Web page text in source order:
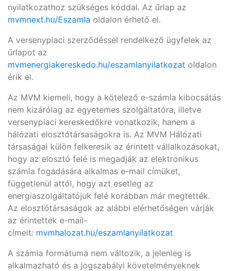
nyilatkozathoz szükséges kóddal. Az űrlap az
mvmnext.hu/Eszamla oldalon érhető el.
A versenypiaci szerződéssel rendelkező ügyfelek az
űrlapot az
mvmenergiakereskedo.hu/eszamlanyilatkozat oldalon
érik el.
Az MVM kiemeli, hogy a kötelező e-számla kibocsátás
nem kizárólag az egyetemes szolgáltatóra, illetve
versenypiaci kereskedőkre vonatkozik, hanem a
hálózati elosztótársaságokra is. Az MVM Hálózati
társaságai külön felkeresik az érintett vállalkozásokat,
hogy az elosztó felé is megadják az elektronikus
számla fogadására alkalmas e-mail címüket,
függetlenül attól, hogy azt esetleg az
energiaszolgáltatójuk felé korábban már megtették.
Az elosztótársaságok az alábbi elérhetőségen várják
az érintettek e-mail-
címeit: mvmhalozat.hu/eszamlanyilatkozat
A számla formátuma nem változik, a jelenleg is
alkalmazható és a jogszabályi követelményeknek